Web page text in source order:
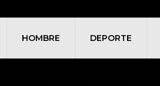
HOMBRE DEPORTE